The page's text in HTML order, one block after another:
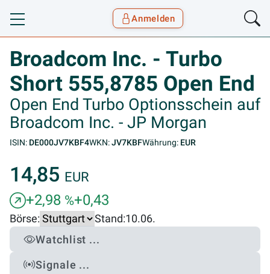
Toggle navigation
Anmelden
Broadcom Inc. - Turbo
Short 555,8785 Open End
Open End Turbo Optionsschein auf
Broadcom Inc. - JP Morgan
ISIN: DE000JV7KBF4WKN:JV7KBFWährung: EUR
14,85 EUR
+2,98 %+0,43
Börse: Stand:10.06.
Watchlist ...
Signale ...